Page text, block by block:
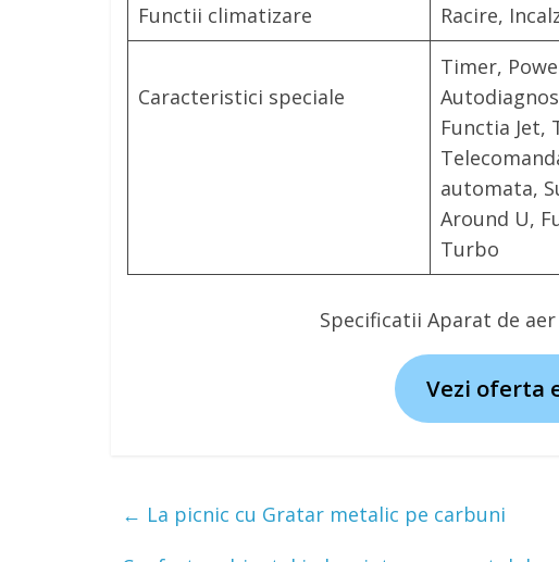
Functii climatizare Racire,
Caracteristici speciale
Timer,
Functia Jet,
automata,
Around U,
Turbo
Specificatii Aparat de
Vezi oferta
← La picnic cu Gratar metalic pe carbuni